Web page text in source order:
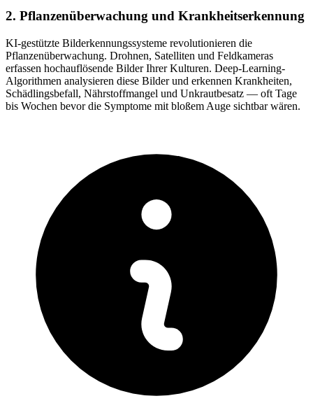
2. Pflanzenüberwachung und Krankheitserkennung
KI-gestützte Bilderkennungssysteme revolutionieren die
Pflanzenüberwachung. Drohnen, Satelliten und Feldkameras
erfassen hochauflösende Bilder Ihrer Kulturen. Deep-Learning-
Algorithmen analysieren diese Bilder und erkennen Krankheiten,
Schädlingsbefall, Nährstoffmangel und Unkrautbesatz — oft Tage
bis Wochen bevor die Symptome mit bloßem Auge sichtbar wären.